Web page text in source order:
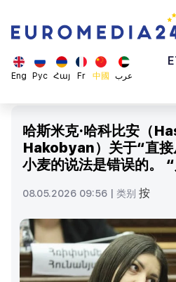
Eng Рус Հայ Fr 中國 عرب
哈斯米克·哈科比安（
Hakobyan）关于“直接
小麦的说法是错误的。
08.05.2026 09:56 | 类别 按